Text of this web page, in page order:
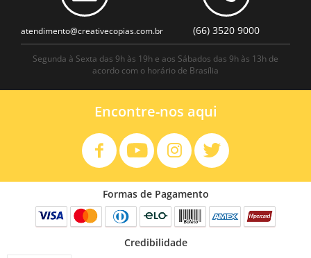
atendimento@creativecopias.com.br (66) 3520 9000
Segunda à Sexta das 9h às 19h e aos Sábados das 9h às 13h de
acordo com o horário de Brasília
Encontre-nos aqui
Formas de Pagamento
Credibilidade